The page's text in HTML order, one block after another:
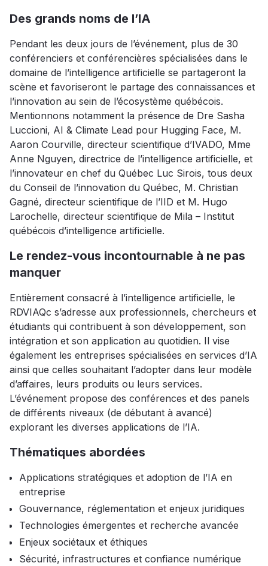
Des grands noms de l’IA
Pendant les deux jours de l’événement, plus de 30
conférenciers et conférencières spécialisées dans le
domaine de l’intelligence artificielle se partageront la
scène et favoriseront le partage des connaissances et
l’innovation au sein de l’écosystème québécois.
Mentionnons notamment la présence de Dre Sasha
Luccioni, AI & Climate Lead pour Hugging Face, M.
Aaron Courville, directeur scientifique d’IVADO, Mme
Anne Nguyen, directrice de l’intelligence artificielle, et
l’innovateur en chef du Québec Luc Sirois, tous deux
du Conseil de l’innovation du Québec, M. Christian
Gagné, directeur scientifique de l’IID et M. Hugo
Larochelle, directeur scientifique de Mila – Institut
québécois d’intelligence artificielle.
Le rendez-vous incontournable à ne pas
manquer
Entièrement consacré à l’intelligence artificielle, le
RDVIAQc s’adresse aux professionnels, chercheurs et
étudiants qui contribuent à son développement, son
intégration et son application au quotidien. Il vise
également les entreprises spécialisées en services d’IA
ainsi que celles souhaitant l’adopter dans leur modèle
d’affaires, leurs produits ou leurs services.
L’événement propose des conférences et des panels
de différents niveaux (de débutant à avancé)
explorant les diverses applications de l’IA.
Thématiques abordées
Applications stratégiques et adoption de l’IA en
entreprise
Gouvernance, réglementation et enjeux juridiques
Technologies émergentes et recherche avancée
Enjeux sociétaux et éthiques
Sécurité, infrastructures et confiance numérique